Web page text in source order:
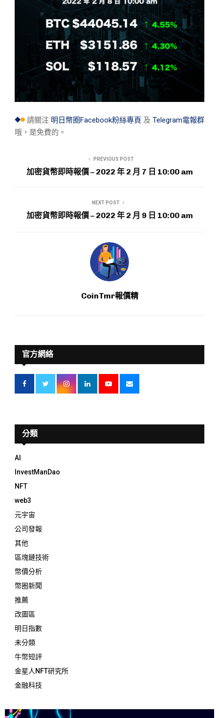
請關注 明日幣圈Facebook粉絲專頁 及 Telegram電報群
哦，是免費的。
PREVIOUS POST
加密貨幣即時報價 – 2022 年 2 月 7 日 10:00 am
NEXT POST
加密貨幣即時報價 – 2022 年 2 月 9 日 10:00 am
CoinTmr報價精
官方網絡
分類
AI
InvestManDao
NFT
web3
元宇宙
公司發報
其他
區塊鏈技術
幣價分析
幣圈新聞
推薦
改圖區
明日指數
未分類
牛幣短評
金星人NFT研究所
金融科技